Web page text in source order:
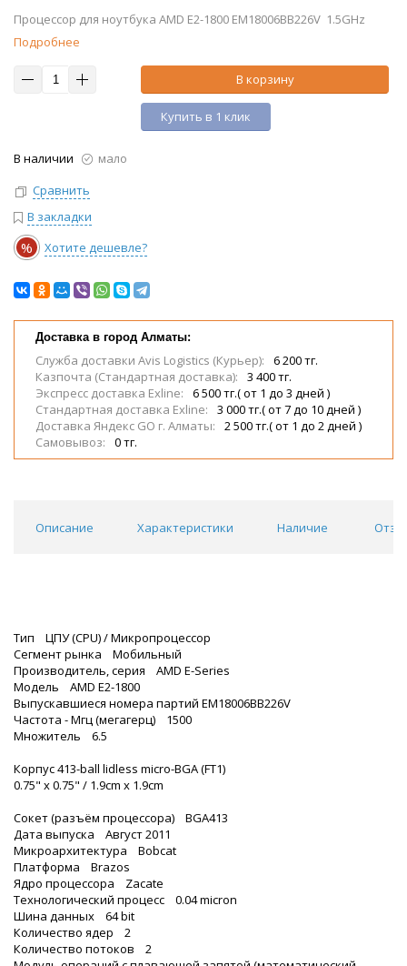
Процессор для ноутбука AMD E2-1800 EM18006BB226V 1.5GHz
Подробнее
В корзину
Купить в 1 клик
В наличии
мало
Сравнить
В закладки
% Хотите дешевле?
Доставка в город Алматы:
Служба доставки Avis Logistics (Курьер):
6 200 тг.
Казпочта (Стандартная доставка):
3 400 тг.
Экспресс доставка Exline:
6 500 тг.( от 1 до 3 дней )
Стандартная доставка Exline:
3 000 тг.( от 7 до 10 дней )
Доставка Яндекс GO г. Алматы:
2 500 тг.( от 1 до 2 дней )
Самовывоз:
0 тг.
Описание Характеристики Наличие
Тип ЦПУ (CPU) / Микропроцессор
Сегмент рынка Мобильный
Производитель, серия AMD E-Series
Модель AMD E2-1800
Выпускавшиеся номера партий EM18006BB226V
Частота - Мгц (мегагерц) 1500
Множитель 6.5
Корпус 413-ball lidless micro-BGA (FT1)
0.75" x 0.75" / 1.9cm x 1.9cm
Сокет (разъём процессора) BGA413
Дата выпуска Август 2011
Микроархитектура Bobcat
Платформа Brazos
Ядро процессора Zacate
Технологический процесс 0.04 micron
Шина данных 64 bit
Количество ядер 2
Количество потоков 2